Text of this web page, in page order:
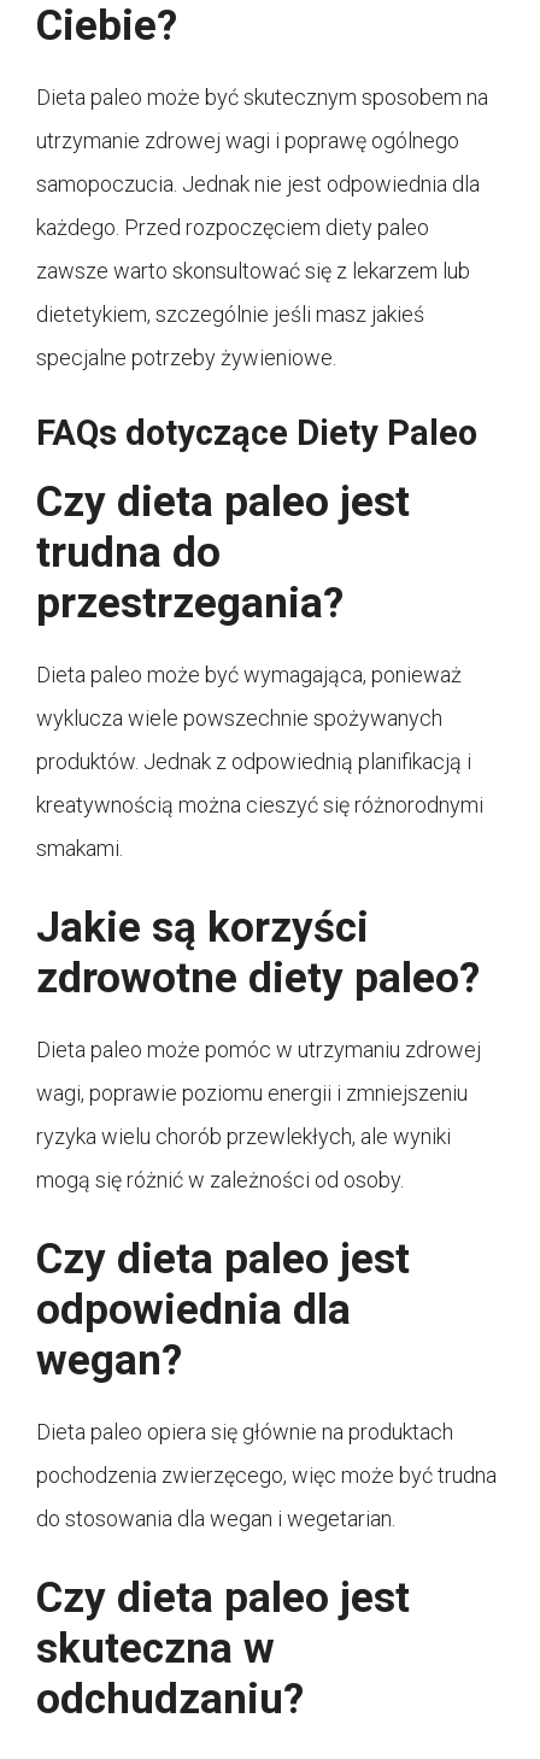
Ciebie?
Dieta paleo może być skutecznym sposobem na
utrzymanie zdrowej wagi i poprawę ogólnego
samopoczucia. Jednak nie jest odpowiednia dla
każdego. Przed rozpoczęciem diety paleo
zawsze warto skonsultować się z lekarzem lub
dietetykiem, szczególnie jeśli masz jakieś
specjalne potrzeby żywieniowe.
FAQs dotyczące Diety Paleo
Czy dieta paleo jest
trudna do
przestrzegania?
Dieta paleo może być wymagająca, ponieważ
wyklucza wiele powszechnie spożywanych
produktów. Jednak z odpowiednią planifikacją i
kreatywnością można cieszyć się różnorodnymi
smakami.
Jakie są korzyści
zdrowotne diety paleo?
Dieta paleo może pomóc w utrzymaniu zdrowej
wagi, poprawie poziomu energii i zmniejszeniu
ryzyka wielu chorób przewlekłych, ale wyniki
mogą się różnić w zależności od osoby.
Czy dieta paleo jest
odpowiednia dla
wegan?
Dieta paleo opiera się głównie na produktach
pochodzenia zwierzęcego, więc może być trudna
do stosowania dla wegan i wegetarian.
Czy dieta paleo jest
skuteczna w
odchudzaniu?